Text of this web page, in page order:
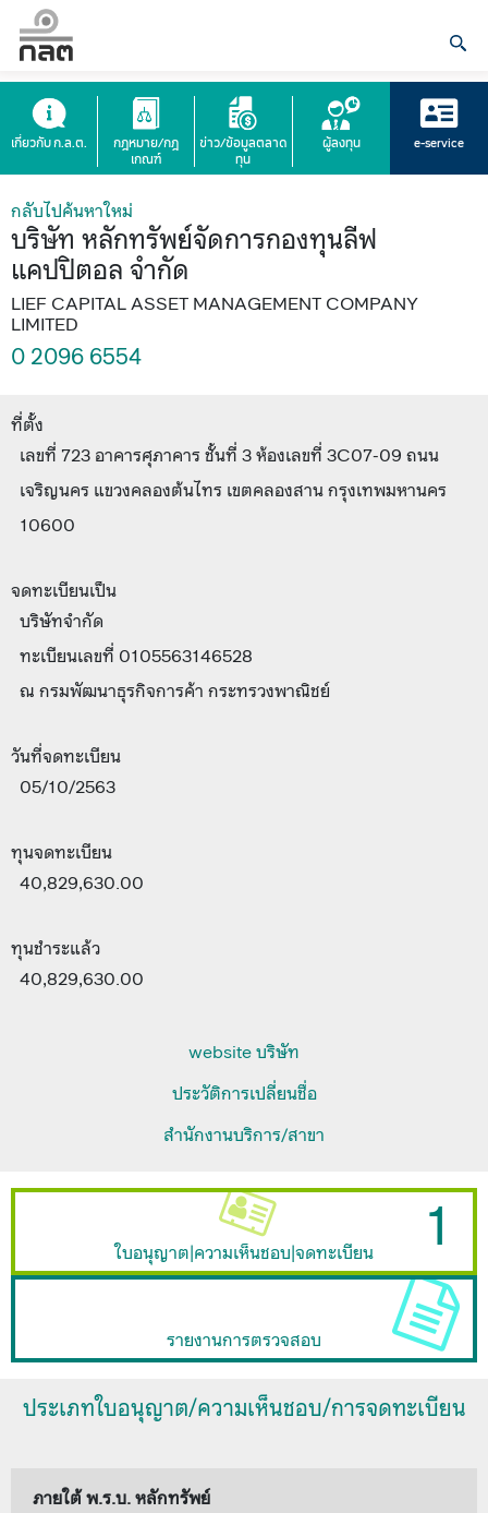
เกี่ยวกับ ก.ล.ต.
กฎหมาย/กฎ
เกณฑ์
ข่าว/ข้อมูลตลาด
ทุน
ผู้ลงทุน e-service
กลับไปค้นหาใหม่
บริษัท หลักทรัพย์จัดการกองทุนลีฟ
แคปปิตอล จำกัด
LIEF CAPITAL ASSET MANAGEMENT COMPANY
LIMITED
0 2096 6554
ที่ตั้ง
เลขที่ 723 อาคารศุภาคาร ชั้นที่ 3 ห้องเลขที่ 3C07-09 ถนน
เจริญนคร แขวงคลองต้นไทร เขตคลองสาน กรุงเทพมหานคร
10600
จดทะเบียนเป็น
บริษัทจำกัด
ทะเบียนเลขที่ 0105563146528
ณ กรมพัฒนาธุรกิจการค้า กระทรวงพาณิชย์
วันที่จดทะเบียน
05/10/2563
ทุนจดทะเบียน
40,829,630.00
ทุนชำระแล้ว
40,829,630.00
website บริษัท
ประวัติการเปลี่ยนชื่อ
สำนักงานบริการ/สาขา
ใบอนุญาต|ความเห็นชอบ|จดทะเบียน 1
รายงานการตรวจสอบ
ประเภทใบอนุญาต/ความเห็นชอบ/การจดทะเบียน
ภายใต้ พ.ร.บ. หลักทรัพย์